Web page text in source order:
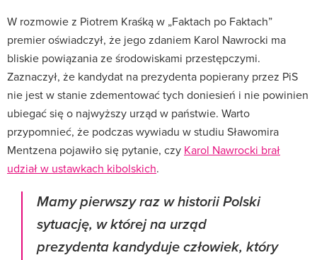
W rozmowie z Piotrem Kraśką w „Faktach po Faktach”
premier oświadczył, że jego zdaniem Karol Nawrocki ma
bliskie powiązania ze środowiskami przestępczymi.
Zaznaczył, że kandydat na prezydenta popierany przez PiS
nie jest w stanie zdementować tych doniesień i nie powinien
ubiegać się o najwyższy urząd w państwie. Warto
przypomnieć, że podczas wywiadu w studiu Sławomira
Mentzena pojawiło się pytanie, czy Karol Nawrocki brał
udział w ustawkach kibolskich.
Mamy pierwszy raz w historii Polski
sytuację, w której na urząd
prezydenta kandyduje człowiek, który